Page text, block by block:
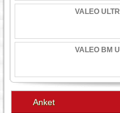
VALEO
VALEO BM
Anket